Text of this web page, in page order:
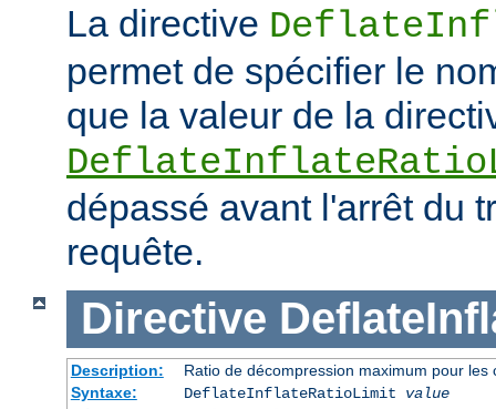
La directive
permet de spécifier le
que la valeur de la
dépassé avant l'arrêt du
requête.
Directive
Description:
Ratio de décompression maximum pour les
Syntaxe:
DeflateInflateRatioLimit value